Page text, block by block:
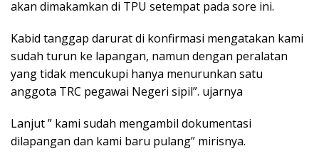
akan dimakamkan di TPU setempat pada sore ini.
Kabid tanggap darurat di konfirmasi mengatakan kami
sudah turun ke lapangan, namun dengan peralatan
yang tidak mencukupi hanya menurunkan satu
anggota TRC pegawai Negeri sipil”. ujarnya
Lanjut ” kami sudah mengambil dokumentasi
dilapangan dan kami baru pulang” mirisnya.